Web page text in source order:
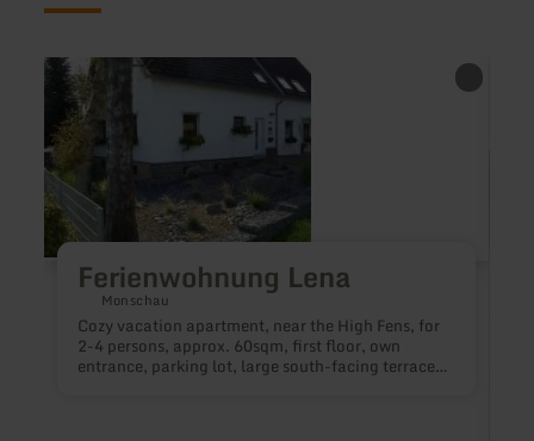
Ferienwohnung Lena
Monschau
Cozy vacation apartment, near the High Fens, for
2-4 persons, approx. 60sqm, first floor, own
entrance, parking lot, large south-facing terrace,
learn
more
about:
Ferienwohnung
Lena